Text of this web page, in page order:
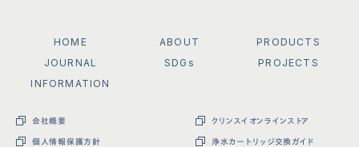
HOME ABOUT
PRODUCTS
JOURNAL
SDGs
PROJECTS
INFORMATION
会社概要
個人情報保護方針
クリンスイオンラインストア
浄水カートリッジ交換ガイド